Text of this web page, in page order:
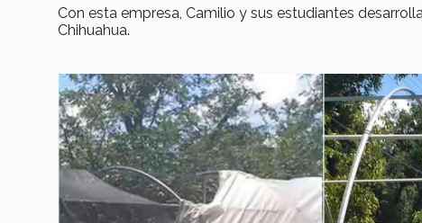
Con esta empresa, Camilio y sus estudiantes
Chihuahua.